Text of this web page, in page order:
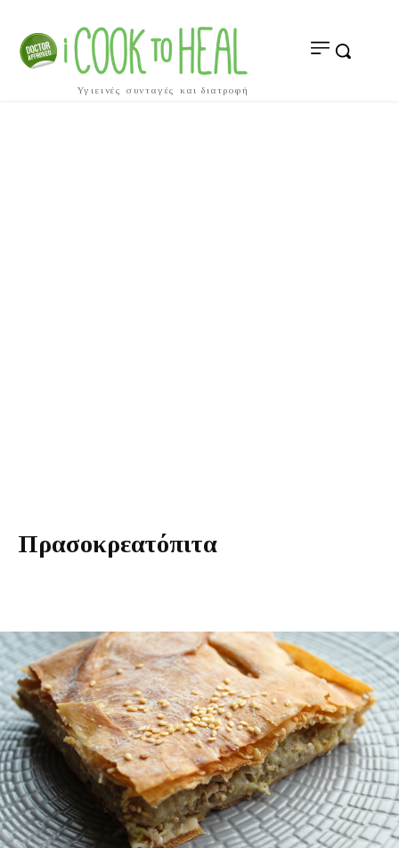
Υγιεινές συνταγές και διατροφή
Πρασοκρεατόπιτα